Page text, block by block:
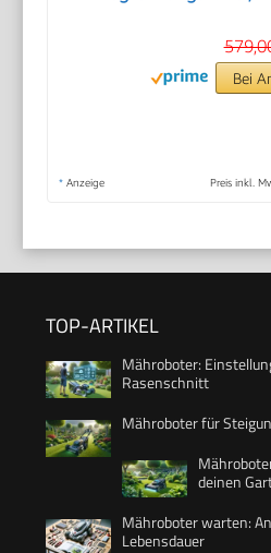
Bei
* Anzeige Preis inkl.
TOP-ARTIKEL
Mähroboter:
Rasenschnitt
Mähroboter für
deinen
Mähroboter warten:
Lebensdauer